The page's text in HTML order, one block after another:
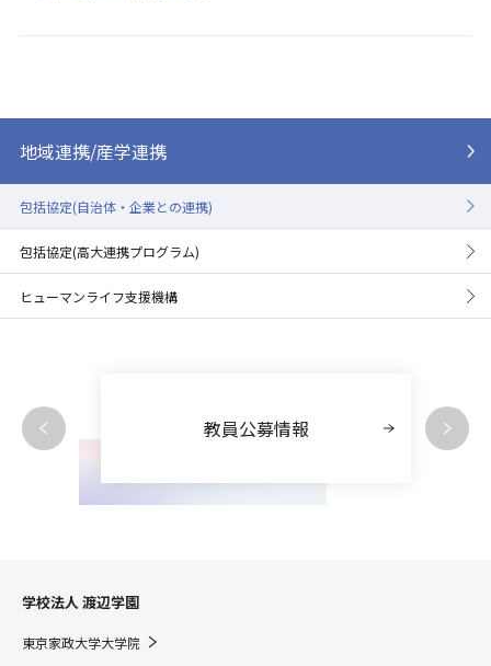
地域連携/産学連携
包括協定(自治体・企業との連携)
包括協定(高大連携プログラム)
ヒューマンライフ支援機構
教員公募情報
学校法人 渡辺学園
東京家政大学大学院